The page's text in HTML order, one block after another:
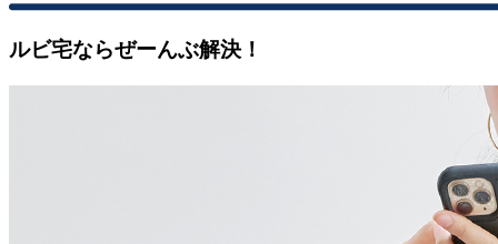
ルビ宅ならぜーんぶ解決！